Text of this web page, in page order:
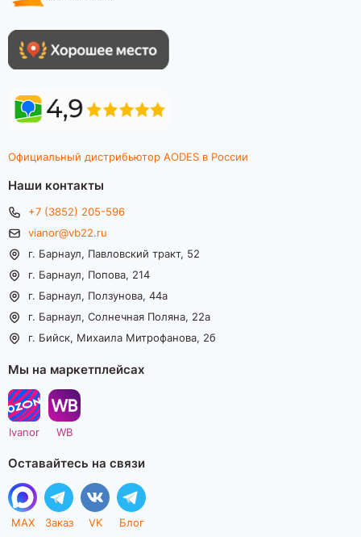
Официальный дистрибьютор AODES в России
Наши контакты
+7 (3852) 205-596
vianor@vb22.ru
г. Барнаул, Павловский тракт, 52
г. Барнаул, Попова, 214
г. Барнаул, Ползунова, 44а
г. Барнаул, Солнечная Поляна, 22а
г. Бийск, Михаила Митрофанова, 2б
Мы на маркетплейсах
Ivanor WB
Оставайтесь на связи
MAX Заказ VK Блог